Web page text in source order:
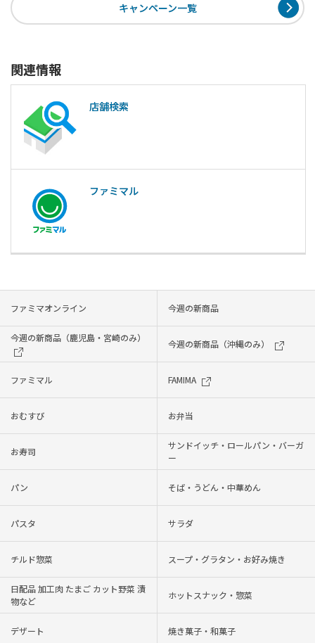
キャンペーン一覧
関連情報
店舗検索
ファミマル
ファミマオンライン 今週の新商品
今週の新商品（鹿児島・宮崎のみ）
今週の新商品（沖縄のみ）
ファミマル FAMIMA
おむすび お弁当
お寿司
サンドイッチ・ロールパン・バーガ
ー
パン そば・うどん・中華めん
パスタ サラダ
チルド惣菜 スープ・グラタン・お好み焼き
日配品 加工肉 たまご カット野菜 漬
物など
ホットスナック・惣菜
デザート 焼き菓子・和菓子